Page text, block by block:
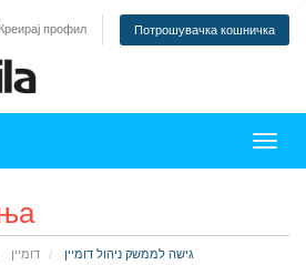
Креирај профил Потрошувачка кошничка
דומיין גישה לממשק ניהול דומיין